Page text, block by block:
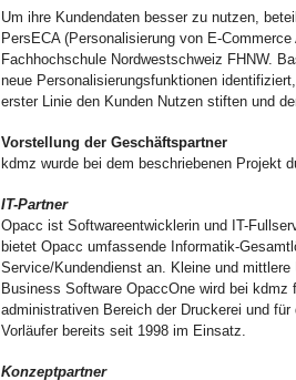
Um ihre Kundendaten besser zu nutzen,
PersECA (Personalisierung von E-
Fachhochschule Nordwestschweiz FHNW.
neue Personalisierungsfunktionen
erster Linie den Kunden Nutzen stiften und
Vorstellung der Geschäftspartner
kdmz wurde bei dem beschriebenen Projekt
IT-Partner
Opacc ist Softwareentwicklerin und IT-
bietet Opacc umfassende Informatik-
Service/Kundendienst an. Kleine und
Business Software OpaccOne wird bei
administrativen Bereich der Druckerei und
Vorläufer bereits seit 1998 im Einsatz.
Konzeptpartner